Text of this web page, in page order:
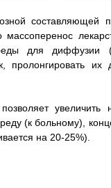
составляющей
для диффузии
пролонгировать их
увеличить
(к больному),
на 20-25%).